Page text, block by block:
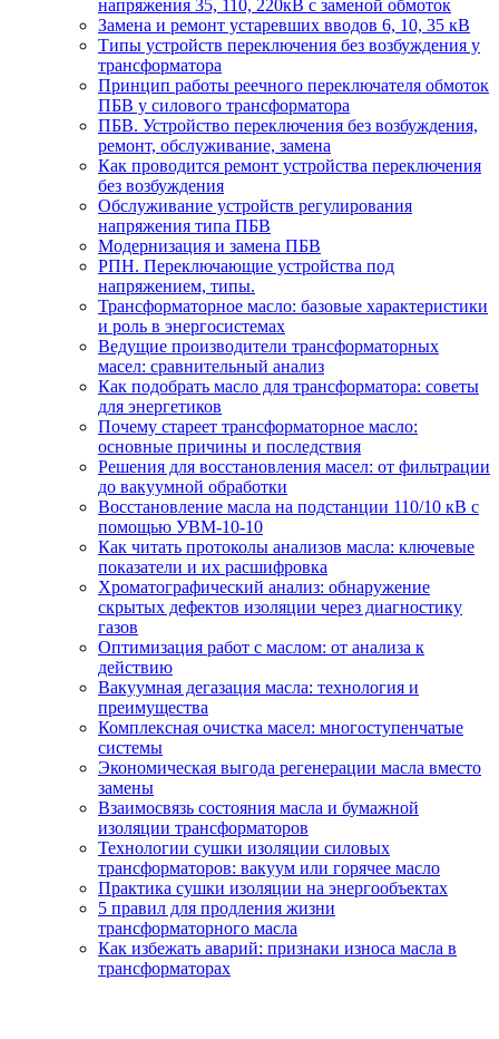
напряжения 35, 110, 220кВ с заменой обмоток
Замена и ремонт устаревших вводов 6, 10, 35 кВ
Типы устройств переключения без возбуждения у
трансформатора
Принцип работы реечного переключателя обмоток
ПБВ у силового трансформатора
ПБВ. Устройство переключения без возбуждения,
ремонт, обслуживание, замена
Как проводится ремонт устройства переключения
без возбуждения
Обслуживание устройств регулирования
напряжения типа ПБВ
Модернизация и замена ПБВ
РПН. Переключающие устройства под
напряжением, типы.
Трансформаторное масло: базовые характеристики
и роль в энергосистемах
Ведущие производители трансформаторных
масел: сравнительный анализ
Как подобрать масло для трансформатора: советы
для энергетиков
Почему стареет трансформаторное масло:
основные причины и последствия
Решения для восстановления масел: от фильтрации
до вакуумной обработки
Восстановление масла на подстанции 110/10 кВ с
помощью УВМ-10-10
Как читать протоколы анализов масла: ключевые
показатели и их расшифровка
Хроматографический анализ: обнаружение
скрытых дефектов изоляции через диагностику
газов
Оптимизация работ с маслом: от анализа к
действию
Вакуумная дегазация масла: технология и
преимущества
Комплексная очистка масел: многоступенчатые
системы
Экономическая выгода регенерации масла вместо
замены
Взаимосвязь состояния масла и бумажной
изоляции трансформаторов
Технологии сушки изоляции силовых
трансформаторов: вакуум или горячее масло
Практика сушки изоляции на энергообъектах
5 правил для продления жизни
трансформаторного масла
Как избежать аварий: признаки износа масла в
трансформаторах